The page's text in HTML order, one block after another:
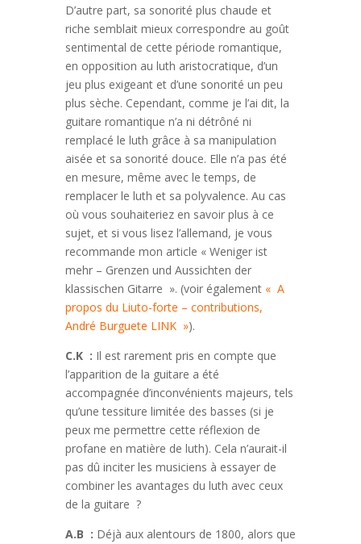
D’autre part, sa sonorité plus chaude et
riche semblait mieux correspondre au goût
sentimental de cette période romantique,
en opposition au luth aristocratique, d’un
jeu plus exigeant et d’une sonorité un peu
plus sèche. Cependant, comme je l’ai dit, la
guitare romantique n’a ni détrôné ni
remplacé le luth grâce à sa manipulation
aisée et sa sonorité douce. Elle n’a pas été
en mesure, même avec le temps, de
remplacer le luth et sa polyvalence. Au cas
où vous souhaiteriez en savoir plus à ce
sujet, et si vous lisez l’allemand, je vous
recommande mon article « Weniger ist
mehr – Grenzen und Aussichten der
klassischen Gitarre ». (voir également « A
propos du Liuto-forte – contributions,
André Burguete LINK »).
C.K : Il est rarement pris en compte que
l’apparition de la guitare a été
accompagnée d’inconvénients majeurs, tels
qu’une tessiture limitée des basses (si je
peux me permettre cette réflexion de
profane en matière de luth). Cela n’aurait-il
pas dû inciter les musiciens à essayer de
combiner les avantages du luth avec ceux
de la guitare ?
A.B : Déjà aux alentours de 1800, alors que